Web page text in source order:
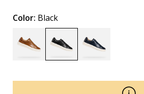
Color: Black